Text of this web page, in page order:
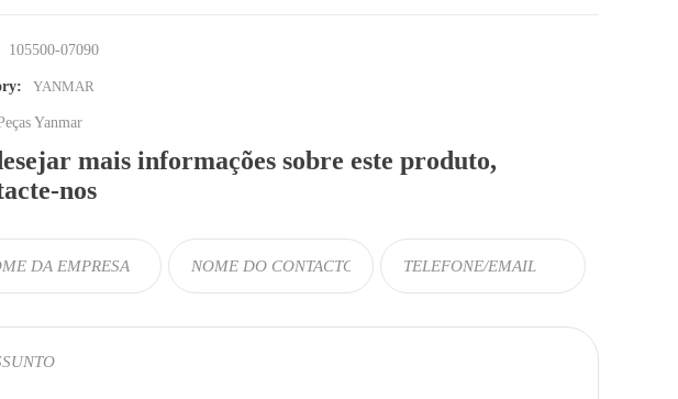
105500-07090
YANMAR
Yanmar
mais informações sobre este produto,
nos